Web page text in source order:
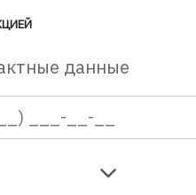
данные